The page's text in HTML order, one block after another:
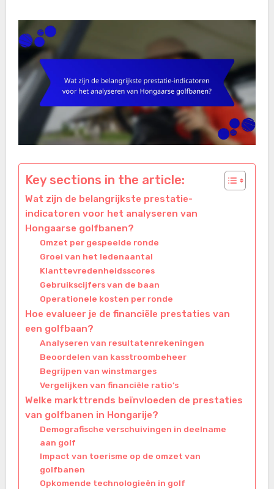
Key sections in the article:
Wat zijn de belangrijkste prestatie-
indicatoren voor het analyseren van
Hongaarse golfbanen?
Omzet per gespeelde ronde
Groei van het ledenaantal
Klanttevredenheidsscores
Gebruikscijfers van de baan
Operationele kosten per ronde
Hoe evalueer je de financiële prestaties van
een golfbaan?
Analyseren van resultatenrekeningen
Beoordelen van kasstroombeheer
Begrijpen van winstmarges
Vergelijken van financiële ratio’s
Welke markttrends beïnvloeden de prestaties
van golfbanen in Hongarije?
Demografische verschuivingen in deelname
aan golf
Impact van toerisme op de omzet van
golfbanen
Opkomende technologieën in golf